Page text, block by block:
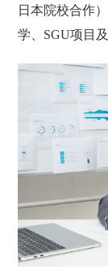
日本院校合作
学、SGU项目